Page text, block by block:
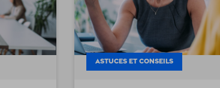
ASTUCES ET CONSEILS